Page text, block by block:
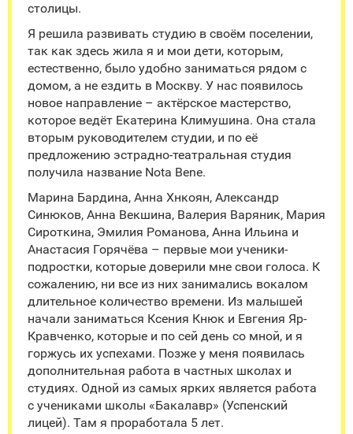
столицы.
Я решила развивать студию в своём поселении,
так как здесь жила я и мои дети, которым,
естественно, было удобно заниматься рядом с
домом, а не ездить в Москву. У нас появилось
новое направление – актёрское мастерство,
которое ведёт Екатерина Климушина. Она стала
вторым руководителем студии, и по её
предложению эстрадно-театральная студия
получила название Nota Bene.
Марина Бардина, Анна Хнкоян, Александр
Синюков, Анна Векшина, Валерия Варяник, Мария
Сироткина, Эмилия Романова, Анна Ильина и
Анастасия Горячёва – первые мои ученики-
подростки, которые доверили мне свои голоса. К
сожалению, ни все из них занимались вокалом
длительное количество времени. Из малышей
начали заниматься Ксения Кнюк и Евгения Яр-
Кравченко, которые и по сей день со мной, и я
горжусь их успехами. Позже у меня появилась
дополнительная работа в частных школах и
студиях. Одной из самых ярких является работа
с учениками школы «Бакалавр» (Успенский
лицей). Там я проработала 5 лет.